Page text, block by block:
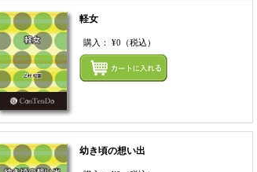
軽女
購入： ¥0 （税込）
幼き頃の想い出